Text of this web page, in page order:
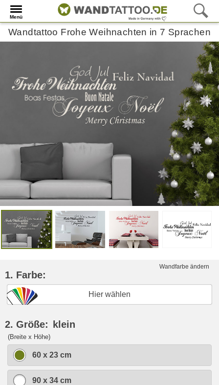
Menü
Wandtattoo Frohe Weihnachten in 7 Sprachen
Wandfarbe ändern
1. Farbe:
Hier wählen
2. Größe: klein
(Breite x Höhe)
60 x 23 cm
90 x 34 cm